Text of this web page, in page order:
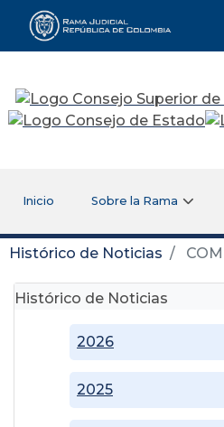
Rama Judicial
Inicio Sobre la Rama
Histórico de Noticias
Histórico de Noticias
2025
2026